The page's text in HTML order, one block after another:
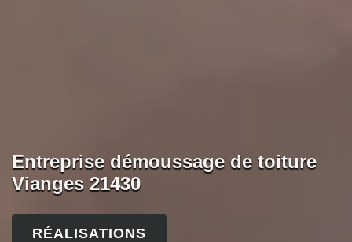
Entreprise démoussage de toiture
Vianges 21430
RÉALISATIONS